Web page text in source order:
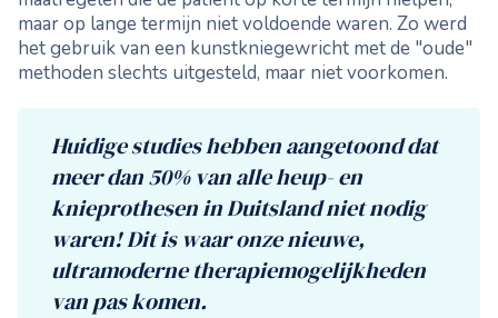
maar op lange termijn niet voldoende waren. Zo werd
het gebruik van een kunstkniegewricht met de "oude"
methoden slechts uitgesteld, maar niet voorkomen.
Huidige studies hebben aangetoond dat
meer dan 50% van alle heup- en
knieprothesen in Duitsland niet nodig
waren! Dit is waar onze nieuwe,
ultramoderne therapiemogelijkheden
van pas komen.